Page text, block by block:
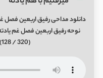
دانلود مداحی رفیق اربعین فصل
نوحه رفیق اربعین فصل غم
(320 / 128) Mp3 از میفا موزیک